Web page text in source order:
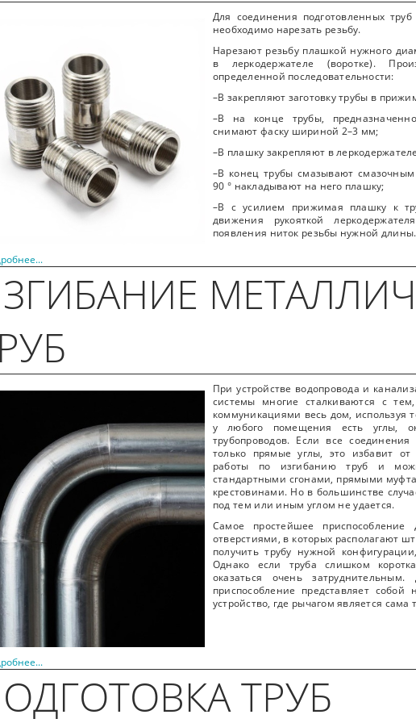
Для соединения подготовленных
необходимо нарезать резьбу.
Нарезают резьбу плашкой нужного
в леркодержателе (воротке).
определенной последовательности:
–В закрепляют заготовку трубы в
–В на конце трубы,
снимают фаску шириной 2–3 мм;
–В плашку закрепляют в
–В конец трубы смазывают
90 ° накладывают на него плашку;
–В с усилием прижимая плашку к
движения рукояткой
появления ниток резьбы нужной длины.
При устройстве водопровода и
системы многие сталкиваются с
коммуникациями весь дом, используя
у любого помещения есть углы,
трубопроводов. Если все
только прямые углы, это избавит от
работы по изгибанию труб и
стандартными сгонами, прямыми
крестовинами. Но в большинстве
под тем или иным углом не удается.
Самое простейшее
отверстиями, в которых располагают
получить трубу нужной
Однако если труба слишком
оказаться очень
приспособление представляет
устройство, где рычагом является сама
ТРУБ